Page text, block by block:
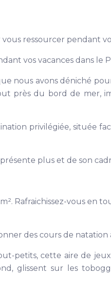
ressourcer pendant
vos vacances dans le
nous avons déniché
près du bord de mer,
privilégiée, située
plus et de son
Rafraichissez-vous en
des cours de natation
petits, cette aire de
glissent sur les